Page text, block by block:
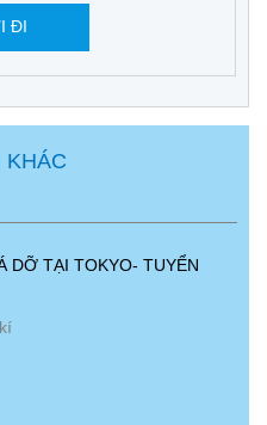
KHÁC
DỠ TẠI TOKYO- TUYỂN